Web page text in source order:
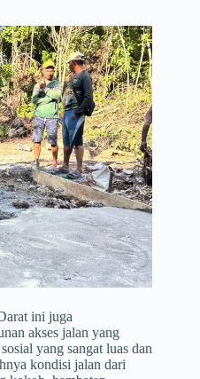
ini juga
akses jalan yang
yang sangat luas dan
kondisi jalan dari